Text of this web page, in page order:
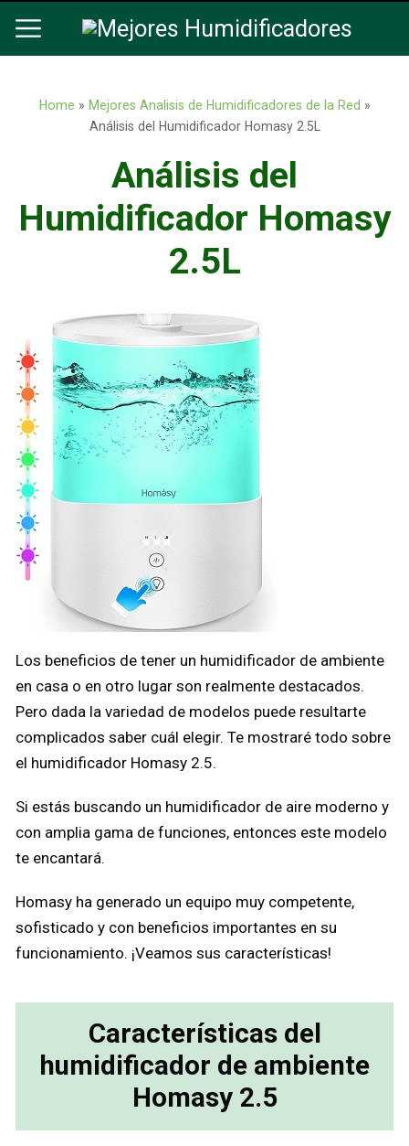
Home » Mejores Analisis de Humidificadores de la Red »
Análisis del Humidificador Homasy 2.5L
Análisis del
Humidificador Homasy
2.5L
Los beneficios de tener un humidificador de ambiente
en casa o en otro lugar son realmente destacados.
Pero dada la variedad de modelos puede resultarte
complicados saber cuál elegir. Te mostraré todo sobre
el humidificador Homasy 2.5.
Si estás buscando un humidificador de aire moderno y
con amplia gama de funciones, entonces este modelo
te encantará.
Homasy ha generado un equipo muy competente,
sofisticado y con beneficios importantes en su
funcionamiento. ¡Veamos sus características!
Características del
humidificador de ambiente
Homasy 2.5